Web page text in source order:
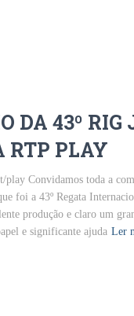
DA 43º RIG
RTP PLAY
Convidamos toda a
foi a 43º Regata
produção e claro um
e significante ajuda Ler